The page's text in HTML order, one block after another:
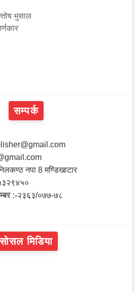
भुसाल
सम्पर्क
नपा 8 मण्डिखाटार
:-२३६३/०७७-७८
मिडिया